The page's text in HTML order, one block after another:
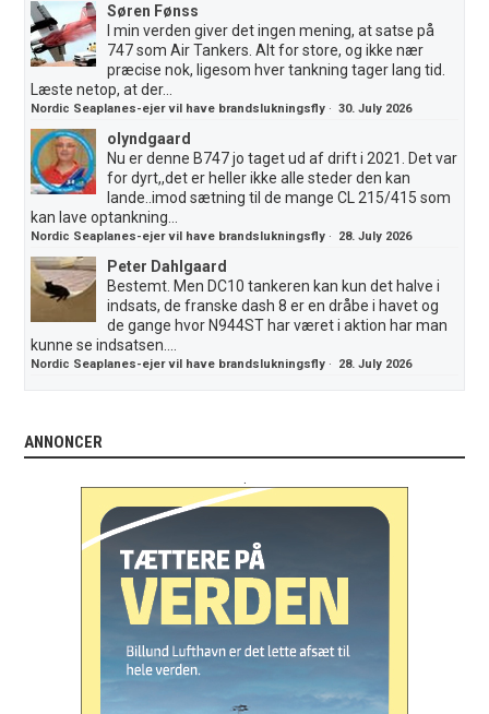
Søren Fønss
I min verden giver det ingen mening, at satse på
747 som Air Tankers. Alt for store, og ikke nær
præcise nok, ligesom hver tankning tager lang tid.
Læste netop, at der...
Nordic Seaplanes-ejer vil have brandslukningsfly ·30. July 2026
olyndgaard
Nu er denne B747 jo taget ud af drift i 2021. Det var
for dyrt,,det er heller ikke alle steder den kan
lande..imod sætning til de mange CL 215/415 som
kan lave optankning...
Nordic Seaplanes-ejer vil have brandslukningsfly · 28. July 2026
Peter Dahlgaard
Bestemt. Men DC10 tankeren kan kun det halve i
indsats, de franske dash 8 er en dråbe i havet og
de gange hvor N944ST har været i aktion har man
kunne se indsatsen....
Nordic Seaplanes-ejer vil have brandslukningsfly · 28. July 2026
ANNONCER